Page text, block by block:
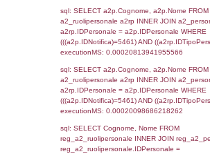
LEFT JOIN
n.CodiceUnivoco
a1.CodiceUnivoco =
el_comuni AS el_com
el_com.IstComune
a1.ProvinciaStab =
n.IDNotifica = 5461;,
sql: SELECT